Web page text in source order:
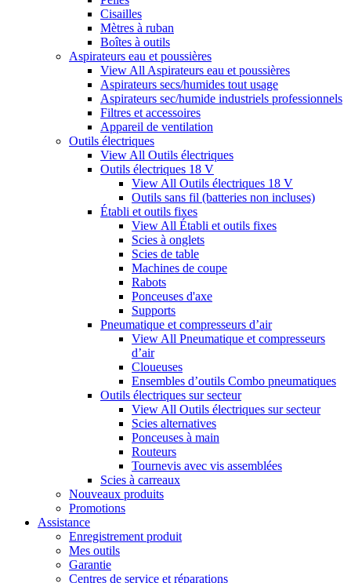
Cisailles
Mètres à ruban
Boîtes à outils
Aspirateurs eau et poussières
View All Aspirateurs eau et poussières
Aspirateurs secs/humides tout usage
Aspirateurs sec/humide industriels professionnels
Filtres et accessoires
Appareil de ventilation
Outils électriques
View All Outils électriques
Outils électriques 18 V
View All Outils électriques 18 V
Outils sans fil (batteries non incluses)
Établi et outils fixes
View All Établi et outils fixes
Scies à onglets
Scies de table
Machines de coupe
Rabots
Ponceuses d'axe
Supports
Pneumatique et compresseurs d’air
View All Pneumatique et compresseurs
d’air
Cloueuses
Ensembles d’outils Combo pneumatiques
Outils électriques sur secteur
View All Outils électriques sur secteur
Scies alternatives
Ponceuses à main
Routeurs
Tournevis avec vis assemblées
Scies à carreaux
Nouveaux produits
Promotions
Assistance
Enregistrement produit
Mes outils
Garantie
Centres de service et réparations